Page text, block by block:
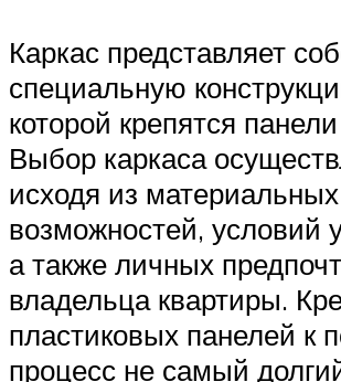
Каркас представляет
специальную
которой крепятся
Выбор каркаса
исходя из материальных
возможностей, условий
а также личных
владельца квартиры.
пластиковых панелей к
процесс не самый